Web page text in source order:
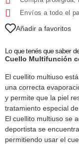
Envíos a todo el
Añadir a favoritos
Lo que tenés que saber
Cuello Multifunción
El cuellito multiuso
una correcta
y permite que la piel
tratamiento especial
El cuellito multiuso se
deportista se encuentra,
permitiendo usar el